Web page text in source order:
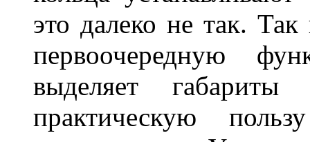
это далеко не так. Так
первоочередную
выделяет
практическую